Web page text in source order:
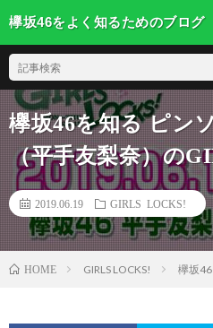
欅坂46をよく知るためのブログ
欅坂46を知る ピン
（平手友梨奈）の
2019.06.19 GIRLS LOCKS!
HOME GIRLS LOCKS! 欅坂